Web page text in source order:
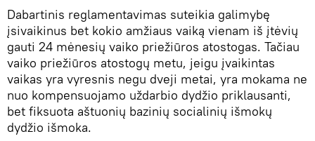
Dabartinis reglamentavimas suteikia galimybę
įsivaikinus bet kokio amžiaus vaiką vienam iš įtėvių
gauti 24 mėnesių vaiko priežiūros atostogas. Tačiau
vaiko priežiūros atostogų metu, jeigu įvaikintas
vaikas yra vyresnis negu dveji metai, yra mokama ne
nuo kompensuojamo uždarbio dydžio priklausanti,
bet fiksuota aštuonių bazinių socialinių išmokų
dydžio išmoka.